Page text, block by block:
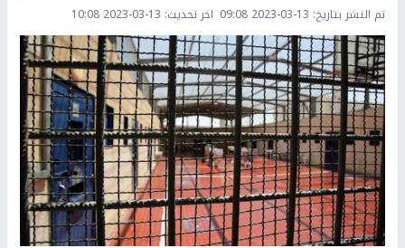
تم النشر بتاريخ: 2023-03-13 09:08 اخر تحديث: 2023-03-13 10:08